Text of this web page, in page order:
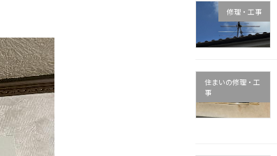
修理・工事
住まいの修理・工
事